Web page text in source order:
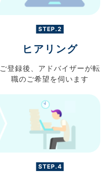
STEP.2
ヒアリング
ご登録後、 アドバイザーが転
職のご希望を伺います
STEP.4